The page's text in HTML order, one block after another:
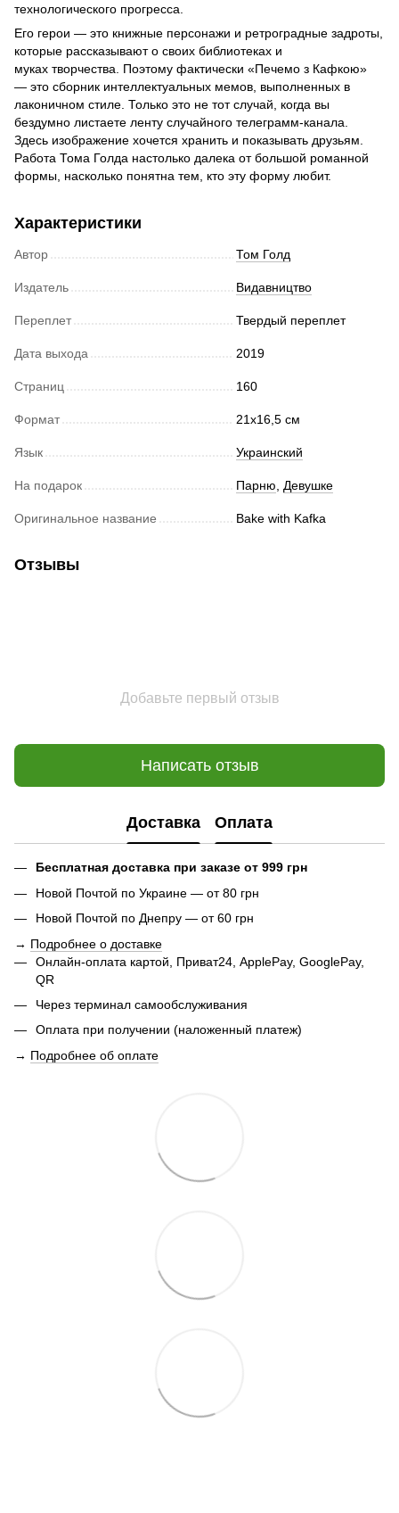
технологического прогресса.
Его герои — это книжные персонажи и ретроградные задроты,
которые рассказывают о своих библиотеках и
муках творчества. Поэтому фактически «Печемо з Кафкою»
— это сборник интеллектуальных мемов, выполненных в
лаконичном стиле. Только это не тот случай, когда вы
бездумно листаете ленту случайного телеграмм-канала.
Здесь изображение хочется хранить и показывать друзьям.
Работа Тома Голда настолько далека от большой романной
формы, насколько понятна тем, кто эту форму любит.
Характеристики
Автор Том Голд
Издатель Видавництво
Переплет Твердый переплет
Дата выхода 2019
Страниц 160
Формат 21х16,5 см
Язык Украинский
На подарок Парню, Девушке
Оригинальное название Bake with Kafka
Отзывы
Добавьте первый отзыв
Написать отзыв
Доставка Оплата
Бесплатная доставка при заказе от 999 грн
Новой Почтой по Украине — от 80 грн
Новой Почтой по Днепру — от 60 грн
→ Подробнее о доставке
Онлайн-оплата картой, Приват24, ApplePay, GooglePay,
QR
Через терминал самообслуживания
Оплата при получении (наложенный платеж)
→ Подробнее об оплате